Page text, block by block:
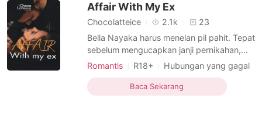
Tuhan. Wanita yang seri
Affair With My Ex
Chocolatteice 2.1k
23
Bella Nayaka harus menelan pil pahit. Tepat
sebelum mengucapkan janji pernikahan,
seorang wanita datang mengklaim calon
kandung. Alura Gayatri, wanita itu meminta
pertanggungjawaban dan meminta
Romantis R18+
Hubungan yang gagal
Hubungan rahasia
Playboy
Arogan
Keras kepala
Narasi Nonlinier
Baca Sekarang